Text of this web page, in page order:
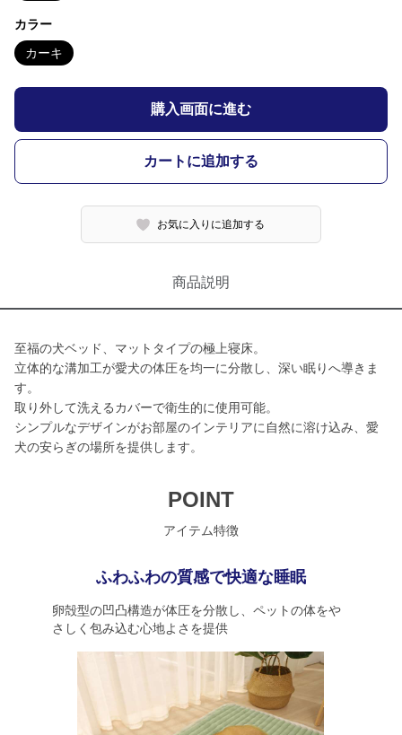
カラー
カーキ
購入画面に進む
カートに追加する
お気に入りに追加する
商品説明
至福の犬ベッド、マットタイプの極上寝床。
立体的な溝加工が愛犬の体圧を均一に分散し、深い眠りへ導きま
す。
取り外して洗えるカバーで衛生的に使用可能。
シンプルなデザインがお部屋のインテリアに自然に溶け込み、愛
犬の安らぎの場所を提供します。
POINT
アイテム特徴
ふわふわの質感で快適な睡眠
卵殻型の凹凸構造が体圧を分散し、ペットの体をや
さしく包み込む心地よさを提供